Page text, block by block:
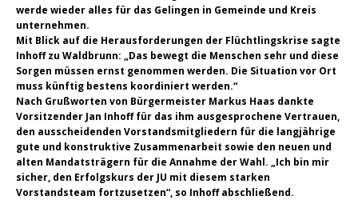
werde wieder alles für das Gelingen in Gemeinde und Kreis
unternehmen.
Mit Blick auf die Herausforderungen der Flüchtlingskrise sagte
Inhoff zu Waldbrunn: „Das bewegt die Menschen sehr und diese
Sorgen müssen ernst genommen werden. Die Situation vor Ort
muss künftig bestens koordiniert werden.“
Nach Grußworten von Bürgermeister Markus Haas dankte
Vorsitzender Jan Inhoff für das ihm ausgesprochene Vertrauen,
den ausscheidenden Vorstandsmitgliedern für die langjährige
gute und konstruktive Zusammenarbeit sowie den neuen und
alten Mandatsträgern für die Annahme der Wahl. „Ich bin mir
sicher, den Erfolgskurs der JU mit diesem starken
Vorstandsteam fortzusetzen“, so Inhoff abschließend.